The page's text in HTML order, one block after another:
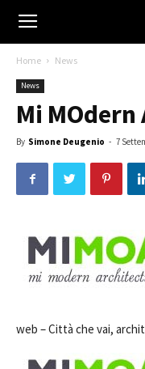
Home News
News
Mi
By Simone Deugenio - 7
web –Città che vai,